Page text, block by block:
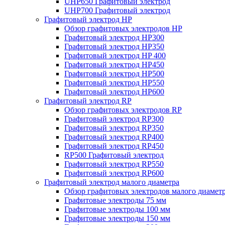
UHP700 Графитовый электрод
Графитовый электрод HP
Обзор графитовых электродов HP
Графитовый электрод HP300
Графитовый электрод HP350
Графитовый электрод HP 400
Графитовый электрод HP450
Графитовый электрод HP500
Графитовый электрод HP550
Графитовый электрод HP600
Графитовый электрод RP
Обзор графитовых электродов RP
Графитовый электрод RP300
Графитовый электрод RP350
Графитовый электрод RP400
Графитовый электрод RP450
RP500 Графитовый электрод
Графитовый электрод RP550
Графитовый электрод RP600
Графитовый электрод малого диаметра
Обзор графитовых электродов малого
Графитовые электроды 75 мм
Графитовые электроды 100 мм
Графитовые электроды 150 мм